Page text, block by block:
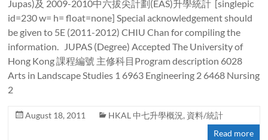
Jupas)及 2009-2010中六拔尖計劃(EAS)升學統計 [singlepic
id=230 w= h= float=none] Special acknowledgement should
be given to 5E (2011-2012) CHIU Chan for compiling the
information. JUPAS (Degree) Accepted The University of
Hong Kong 課程編號 主修科目Program description 6028
Arts in Landscape Studies 1 6963 Engineering 2 6468 Nursing
2
August 18, 2011 HKAL 中七升學概況, 資料/統計
Read more